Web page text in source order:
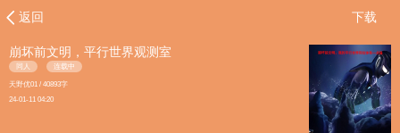
返回 下载
崩坏前文明，平行世界观测室
同人 连载中
天野优01 / 40893字
24-01-11 04:20